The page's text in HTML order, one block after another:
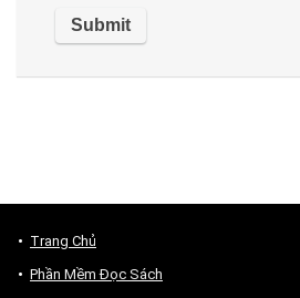
Trang Chủ
Phần Mềm Đọc Sách